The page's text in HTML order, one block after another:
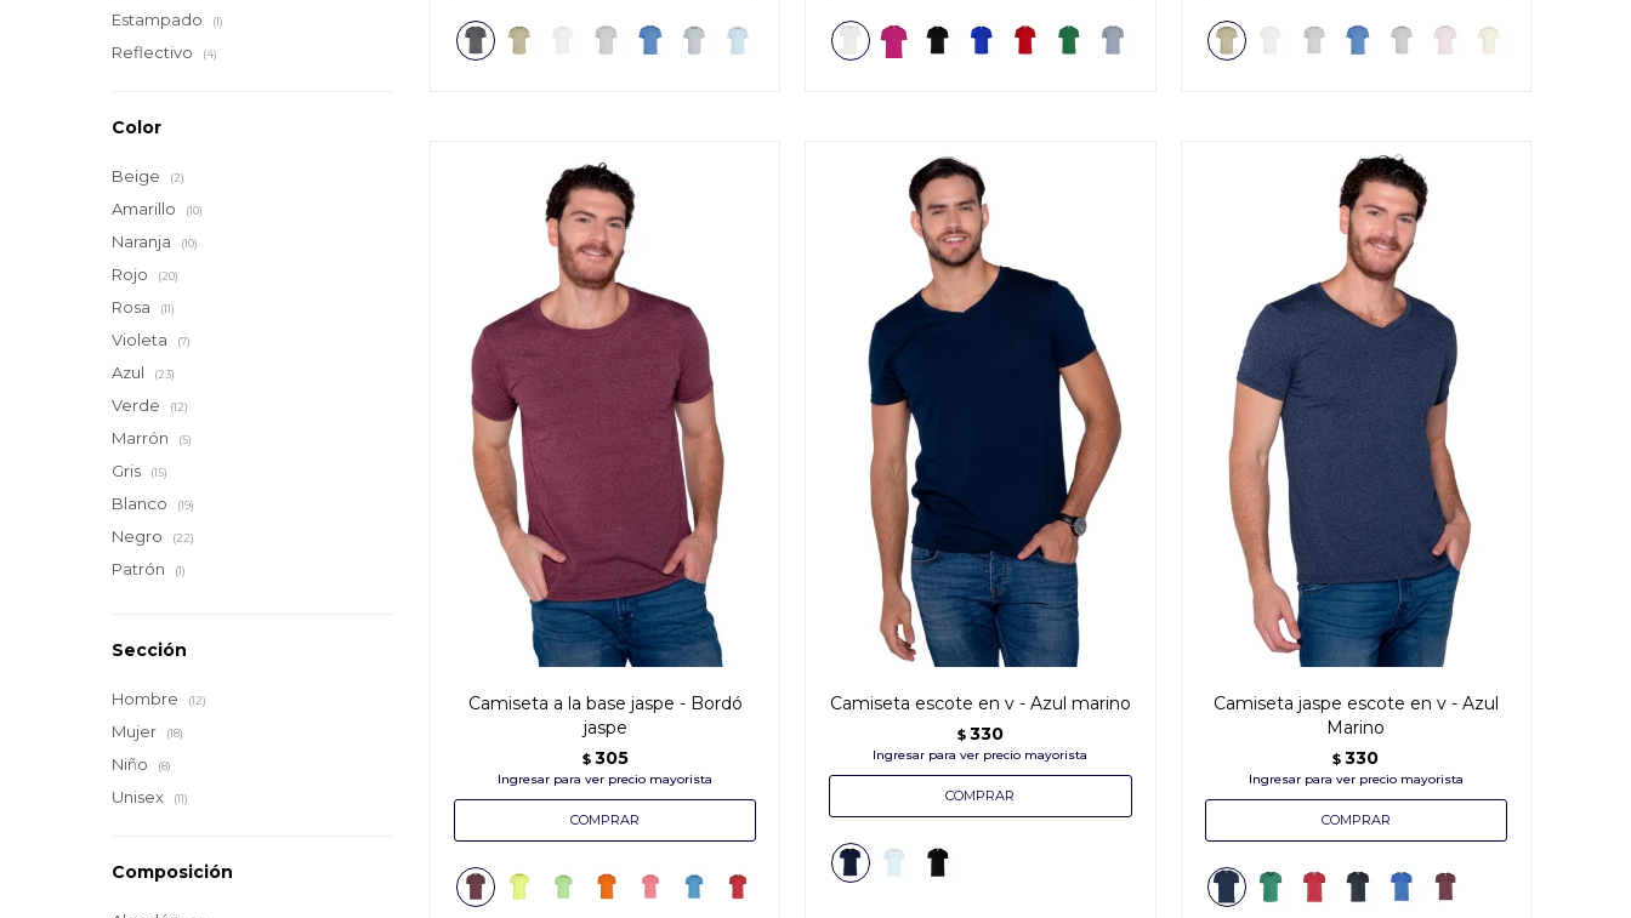
Camiseta a la base jaspe - Bordó
jaspe
$ 305
Camiseta escote en v - Azul marino
$ 330
Camiseta jaspe escote en v - Azul
Marino
$ 330
Estampado (1)
Reflectivo (4)
Color
Beige (2)
Amarillo (10)
Naranja (10)
Rojo (20)
Rosa (11)
Violeta (7)
Azul (23)
Verde (12)
Marrón (5)
Gris (15)
Blanco (19)
Negro (22)
Patrón (1)
Sección
Hombre (12)
Mujer (18)
Niño (8)
Unisex (11)
Composición